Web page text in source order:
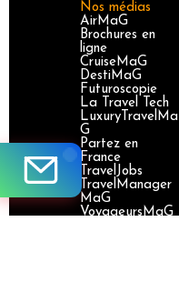
Nos médias
AirMaG
Brochures en
ligne
CruiseMaG
DestiMaG
Futuroscopie
La Travel Tech
LuxuryTravelMa
G
Partez en
France
TravelJobs
TravelManager
MaG
VoyageursMaG